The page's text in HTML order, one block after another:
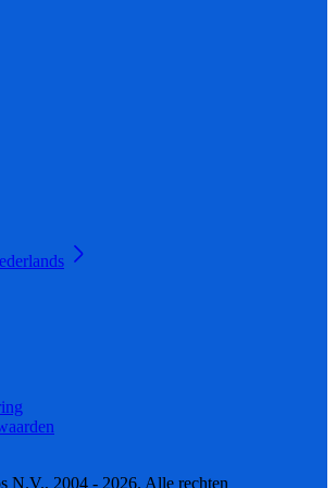
2004 - 2026. Alle rechten